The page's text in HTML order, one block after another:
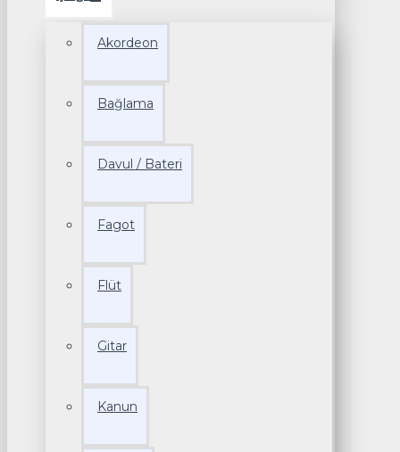
Akordeon
Bağlama
Davul / Bateri
Fagot
Flüt
Gitar
Kanun